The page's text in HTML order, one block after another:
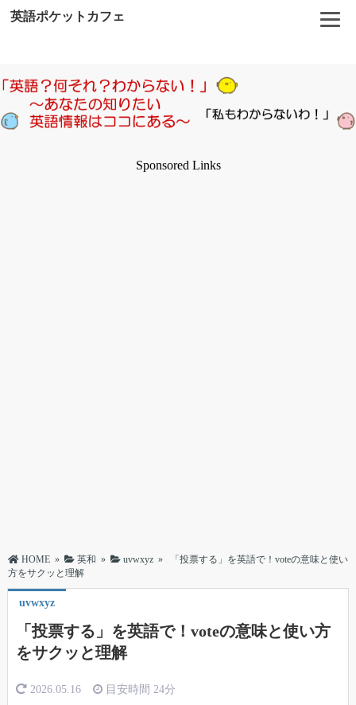
英語ポケットカフェ
Sponsored Links
HOME » 英和 » uvwxyz »
「投票する」を英語で！voteの意味と使い
方をサクッと理解
uvwxyz
「投票する」を英語で！voteの意味と使い方
をサクッと理解
2026.05.16 目安時間 24分